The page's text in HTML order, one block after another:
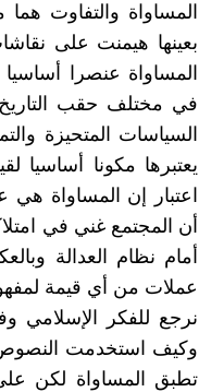
المساواة والتفاوت
بعينها هيمنت على
المساواة عنصرا
في مختلف حقب
السياسات المتحيزة
يعتبرها مكونا أساسيا
اعتبار إن المساواة
أن المجتمع غني في
أمام نظام العدالة
عملات من أي قيمة
نرجع للفكر الإسلامي
وكيف استخدمت النصوص
تطبق المساواة لكن